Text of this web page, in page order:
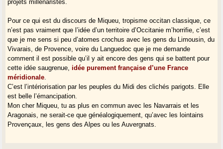
projets millénaristes.
Pour ce qui est du discours de Miqueu, tropisme occitan classique, ce
n’est pas vraiment que l’idée d’un territoire d’Occitanie m’horrifie, c’est
que je me sens si peu d’atomes crochus avec les gens du Limousin, du
Vivarais, de Provence, voire du Languedoc que je me demande
comment il est possible qu’il y ait encore des gens qui se battent pour
cette idée saugrenue,idée purement française d’une France
méridionale
C’est l’intériorisation par les peuples du Midi des clichés parigots. Elle
est belle l’émancipation.
Mon cher Miqueu, tu as plus en commun avec les Navarrais et les
Aragonais, ne serait-ce que généalogiquement, qu’avec les lointains
Provençaux, les gens des Alpes ou les Auvergnats.